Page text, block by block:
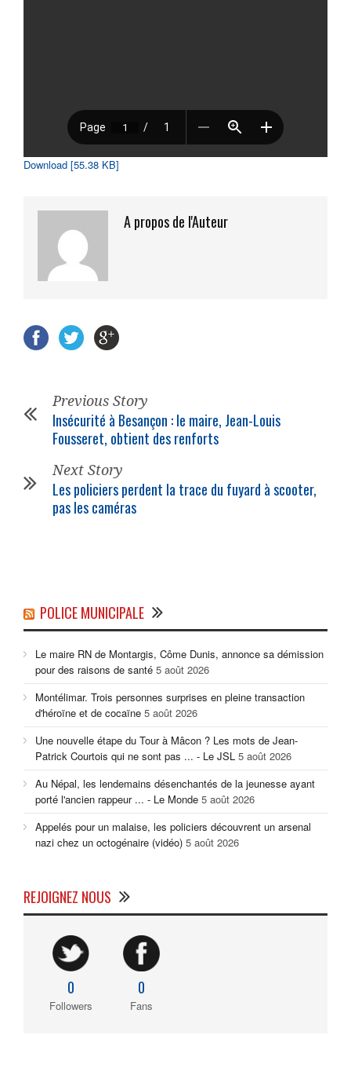
Download [55.38 KB]
A propos de l'Auteur
Previous Story
Insécurité à Besançon : le maire, Jean-Louis
Fousseret, obtient des renforts
Next Story
Les policiers perdent la trace du fuyard à scooter,
pas les caméras
POLICE MUNICIPALE
Le maire RN de Montargis, Côme Dunis, annonce sa démission
pour des raisons de santé 5 août 2026
Montélimar. Trois personnes surprises en pleine transaction
d'héroïne et de cocaïne 5 août 2026
Une nouvelle étape du Tour à Mâcon ? Les mots de Jean-
Patrick Courtois qui ne sont pas ... - Le JSL 5 août 2026
Au Népal, les lendemains désenchantés de la jeunesse ayant
porté l'ancien rappeur ... - Le Monde 5 août 2026
Appelés pour un malaise, les policiers découvrent un arsenal
nazi chez un octogénaire (vidéo) 5 août 2026
REJOIGNEZ NOUS
0
Followers
0
Fans